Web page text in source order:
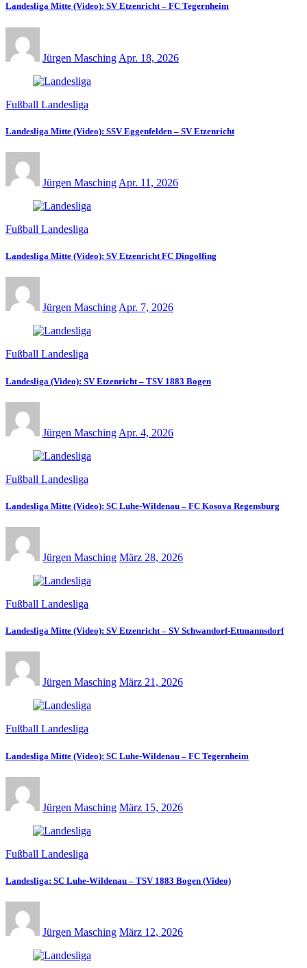
Landesliga Mitte (Video): SV Etzenricht – FC Tegernheim
Jürgen Masching Apr. 18, 2026
Fußball Landesliga
Landesliga Mitte (Video): SSV Eggenfelden – SV Etzenricht
Jürgen Masching Apr. 11, 2026
Fußball Landesliga
Landesliga Mitte (Video): SV Etzenricht FC Dingolfing
Jürgen Masching Apr. 7, 2026
Fußball Landesliga
Landesliga (Video): SV Etzenricht – TSV 1883 Bogen
Jürgen Masching Apr. 4, 2026
Fußball Landesliga
Landesliga Mitte (Video): SC Luhe-Wildenau – FC Kosova Regensburg
Jürgen Masching März 28, 2026
Fußball Landesliga
Landesliga Mitte (Video): SV Etzenricht – SV Schwandorf-Ettmannsdorf
Jürgen Masching März 21, 2026
Fußball Landesliga
Landesliga Mitte (Video): SC Luhe-Wildenau – FC Tegernheim
Jürgen Masching März 15, 2026
Fußball Landesliga
Landesliga: SC Luhe-Wildenau – TSV 1883 Bogen (Video)
Jürgen Masching März 12, 2026